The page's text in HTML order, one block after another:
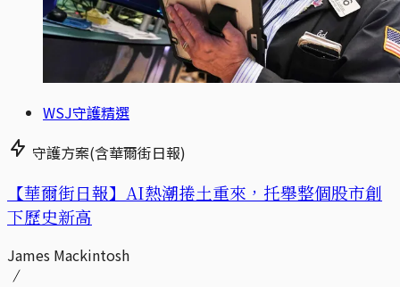
WSJ守護精選
守護方案(含華爾街日報)
【華爾街日報】AI熱潮捲土重來，托舉整個股市創
下歷史新高
James Mackintosh